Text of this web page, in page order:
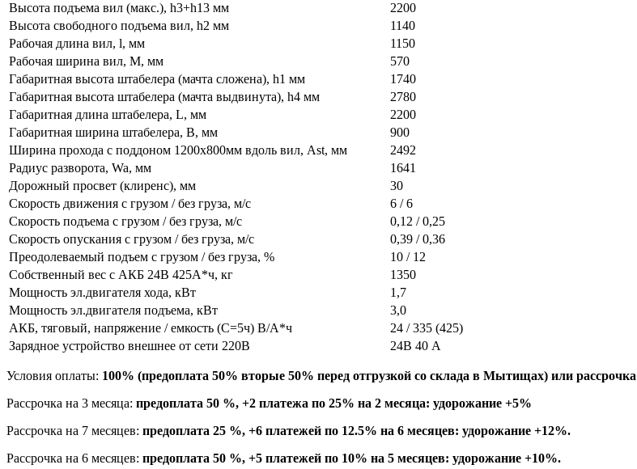
Высота подъема вил (макс.), h3+h13 мм
2200
Высота свободного подъема вил, h2 мм
1140
Рабочая длина вил, l, мм
1150
Рабочая ширина вил, М, мм
570
Габаритная высота штабелера (мачта сложена), h1 мм
1740
Габаритная высота штабелера (мачта выдвинута), h4 мм
2780
Габаритная длина штабелера, L, мм
2200
Габаритная ширина штабелера, B, мм
900
Ширина прохода с поддоном 1200х800мм вдоль вил, Ast, мм
2492
Радиус разворота, Wa, мм
1641
Дорожный просвет (клиренс), мм
30
Скорость движения с грузом / без груза, м/с
6 / 6
Скорость подъема с грузом / без груза, м/с
0,12 / 0,25
Скорость опускания с грузом / без груза, м/с
0,39 / 0,36
Преодолеваемый подъем с грузом / без груза, %
10 / 12
Собственный вес с АКБ 24В 425А*ч, кг
1350
Мощность эл.двигателя хода, кВт
1,7
Мощность эл.двигателя подъема, кВт
3,0
АКБ, тяговый, напряжение / емкость (C=5ч) В/А*ч
24 / 335 (425)
Зарядное устройство внешнее от сети 220В
24В 40 А
Условия оплаты: 100% (предоплата 50% вторые 50% перед отгрузкой со склада в Мытищах) или рассрочка
Рассрочка на 3 месяца: предоплата 50 %, +2 платежа по 25% на 2 месяца: удорожание +5%
Рассрочка на 7 месяцев: предоплата 25 %, +6 платежей по 12.5% на 6 месяцев: удорожание +12%.
Рассрочка на 6 месяцев: предоплата 50 %, +5 платежей по 10% на 5 месяцев: удорожание +10%.